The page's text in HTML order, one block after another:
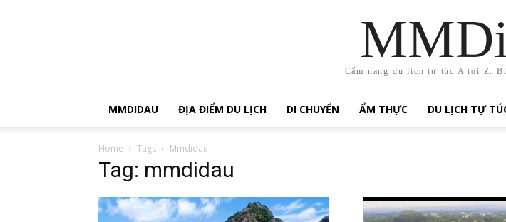
Cẩm nang du lịch tự túc A tới Z:
MMDIDAU ĐỊA ĐIỂM DU LỊCH DI CHUYỂN ẨM THỰC DU LỊCH TỰ
Home Tags Mmdidau
Tag: mmdidau